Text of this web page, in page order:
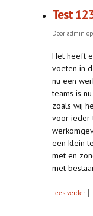
Test
Door admin
Het heeft
voeten in
nu een
teams is
zoals wij
voor ieder
een klein
met en
met
Lees verder